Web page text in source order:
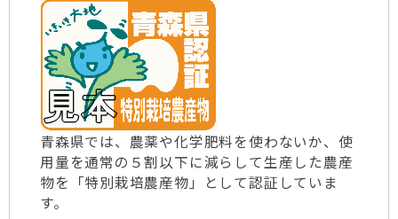
青森県では、農薬や化学肥料を使わないか、使
用量を通常の５割以下に減らして生産した農産
物を「特別栽培農産物」として認証していま
す。